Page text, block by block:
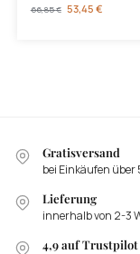
66,85€ 53,45 €
Gratisversand
bei Einkäufen über
Lieferung
innerhalb von 2-3
4,9 auf Trustpilot